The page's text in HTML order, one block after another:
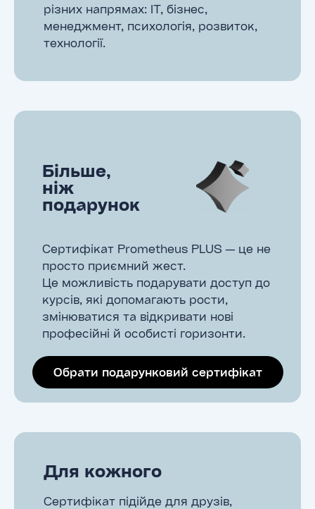
різних напрямах: ІТ, бізнес,
менеджмент, психологія, розвиток,
технології.
Більше,
ніж
подарунок
Сертифікат Prometheus PLUS — це не
просто приємний жест.
Це можливість подарувати доступ до
курсів, які допомагають рости,
змінюватися та відкривати нові
професійні й особисті горизонти.
Обрати подарунковий сертифікат
Для кожного
Сертифікат підійде для друзів,